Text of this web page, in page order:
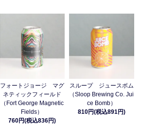
フォートジョージ マグ
ネティックフィールド
（Fort George Magnetic
Fields）
760円(税込836円)
スループ ジュースボム
（Sloop Brewing Co. Jui
ce Bomb）
810円(税込891円)